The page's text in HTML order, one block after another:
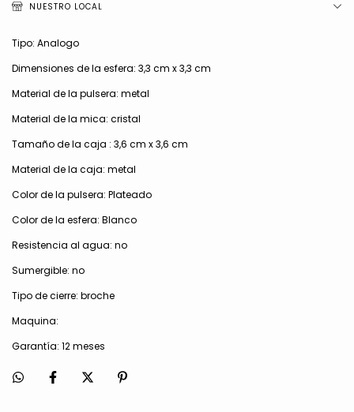
NUESTRO LOCAL
Tipo: Analogo
Dimensiones de la esfera: 3,3 cm x 3,3 cm
Material de la pulsera: metal
Material de la mica: cristal
Tamaño de la caja : 3,6 cm x 3,6 cm
Material de la caja: metal
Color de la pulsera: Plateado
Color de la esfera: Blanco
Resistencia al agua: no
Sumergible: no
Tipo de cierre: broche
Maquina:
Garantía: 12 meses